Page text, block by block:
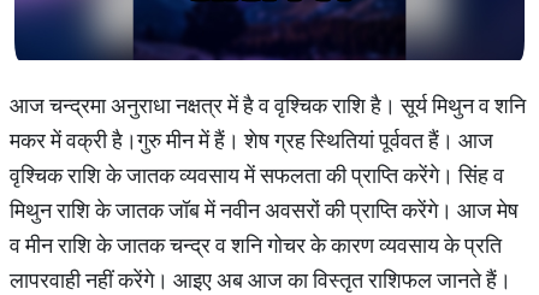
आज चन्द्रमा अनुराधा नक्षत्र में है व वृश्चिक राशि है। सूर्य मिथुन व शनि
मकर में वक्री है।गुरु मीन में हैं। शेष ग्रह स्थितियां पूर्ववत हैं। आज
वृश्चिक राशि के जातक व्यवसाय में सफलता की प्राप्ति करेंगे। सिंह व
मिथुन राशि के जातक जॉब में नवीन अवसरों की प्राप्ति करेंगे। आज मेष
व मीन राशि के जातक चन्द्र व शनि गोचर के कारण व्यवसाय के प्रति
लापरवाही नहीं करेंगे। आइए अब आज का विस्तृत राशिफल जानते हैं।